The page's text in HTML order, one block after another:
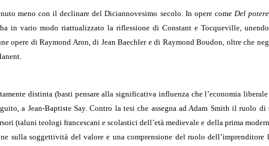
meno con il declinare del Diciannovesimo secolo. In opere come Del
in vario modo riattualizzato la riflessione di Constant e Tocqueville,
opere di Raymond Aron, di Jean Baechler e di Raymond Boudon, oltre che
distinta (basti pensare alla significativa influenza che l’economia
a Jean-Baptiste Say. Contro la tesi che assegna ad Adam Smith il ruolo
(taluni teologi francescani e scolastici dell’età medievale e della prima
sulla soggettività del valore e una comprensione del ruolo